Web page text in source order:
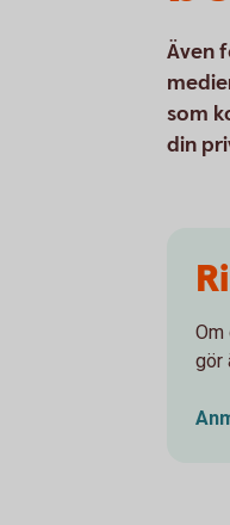
Även
som
din
Om
gör